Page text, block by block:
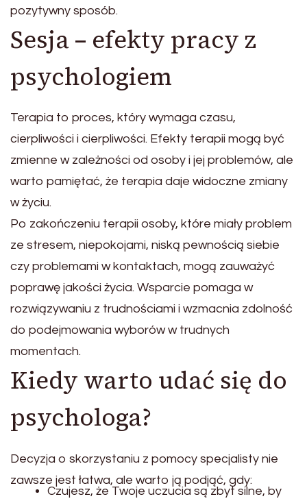
pozytywny sposób.
Sesja – efekty pracy z
psychologiem
Terapia to proces, który wymaga czasu,
cierpliwości i cierpliwości. Efekty terapii mogą być
zmienne w zależności od osoby i jej problemów, ale
warto pamiętać, że terapia daje widoczne zmiany
w życiu.
Po zakończeniu terapii osoby, które miały problem
ze stresem, niepokojami, niską pewnością siebie
czy problemami w kontaktach, mogą zauważyć
poprawę jakości życia. Wsparcie pomaga w
rozwiązywaniu z trudnościami i wzmacnia zdolność
do podejmowania wyborów w trudnych
momentach.
Kiedy warto udać się do
psychologa?
Decyzja o skorzystaniu z pomocy specjalisty nie
zawsze jest łatwa, ale warto ją podjąć, gdy:
Czujesz, że Twoje uczucia są zbyt silne, by